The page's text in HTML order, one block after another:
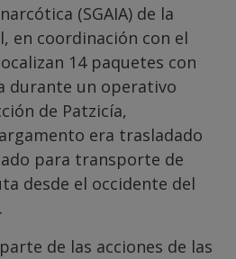
(SGAIA) de la
en coordinación con el
14 paquetes con
durante un operativo
de Patzicía,
era trasladado
para transporte de
desde el occidente del
de las acciones de las